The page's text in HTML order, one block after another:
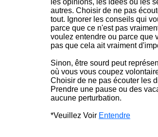
les opinions, les idées ou les
autres. Choisir de ne pas
tout. Ignorer les conseils qui
parce que ce n'est pas
voulez entendre ou parce que
pas que cela ait vraiment
Sinon, être sourd peut
où vous vous coupez
Choisir de ne pas écouter les
Prendre une pause ou des
aucune perturbation.
*Veuillez Voir Entendre